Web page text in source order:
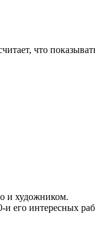
что
и художником.
его интересных